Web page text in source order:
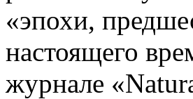
«эпохи,
настоящего
журнале